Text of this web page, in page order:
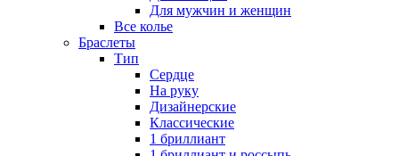
Для мужчин и женщин
Все колье
Браслеты
Тип
Сердце
На руку
Дизайнерские
Классические
1 бриллиант